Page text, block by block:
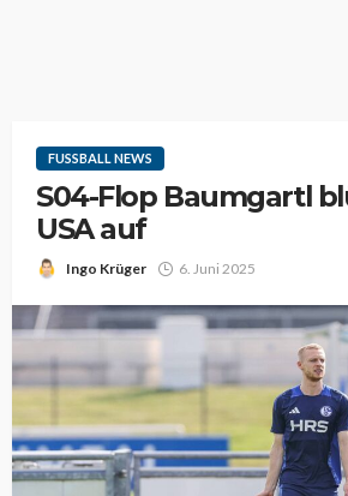
FUSSBALL NEWS
S04-Flop Baumgartl
USA auf
Ingo Krüger 6. Juni 2025